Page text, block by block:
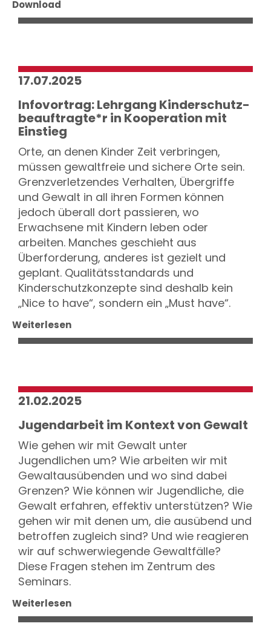
Download
17.07.2025
Infovortrag: Lehrgang Kinderschutz­
beauftragte*r in Kooperation mit
Einstieg
Orte, an denen Kinder Zeit verbringen,
müssen gewaltfreie und sichere Orte sein.
Grenzverletzendes Verhalten, Übergriffe
und Gewalt in all ihren Formen können
jedoch überall dort passieren, wo
Erwachsene mit Kindern leben oder
arbeiten. Manches geschieht aus
Überforderung, anderes ist gezielt und
geplant. Qualitätsstandards und
Kinderschutzkonzepte sind deshalb kein
„Nice to have“, sondern ein „Must have“.
Weiterlesen
21.02.2025
Jugendarbeit im Kontext von Gewalt
Wie gehen wir mit Gewalt unter
Jugendlichen um? Wie arbeiten wir mit
Gewaltausübenden und wo sind dabei
Grenzen? Wie können wir Jugendliche, die
Gewalt erfahren, effektiv unterstützen? Wie
gehen wir mit denen um, die ausübend und
betroffen zugleich sind? Und wie reagieren
wir auf schwerwiegende Gewaltfälle?
Diese Fragen stehen im Zentrum des
Seminars.
Weiterlesen